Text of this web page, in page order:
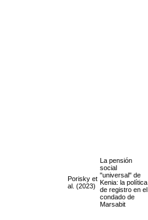
Porisky et
al. (2023)
La pensión
social
"universal" de
Kenia: la política
de registro en el
condado de
Marsabit